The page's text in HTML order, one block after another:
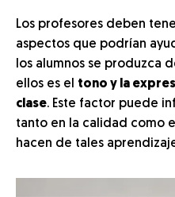
Los profesores deben
aspectos que podrían
los alumnos se produzca
ellos es el tono y la
clase. Este factor puede
tanto en la calidad como
hacen de tales